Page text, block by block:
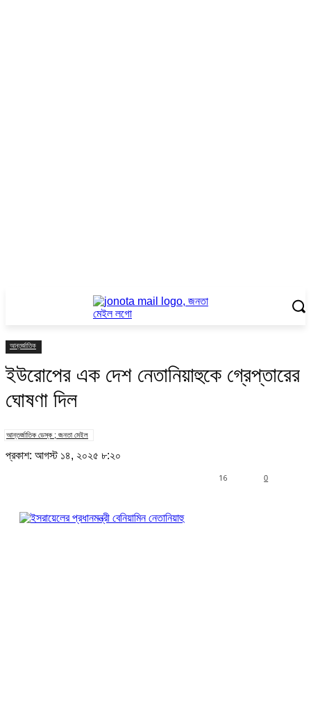
আন্তর্জাতিক
ইউরোপের এক দেশ নেতানিয়াহুকে গ্রেপ্তারের
ঘোষণা দিল
আন্তর্জাতিক ডেস্ক ; জনতা মেইল
প্রকাশ: আগস্ট ১৪, ২০২৫ ৮:২০
0
16